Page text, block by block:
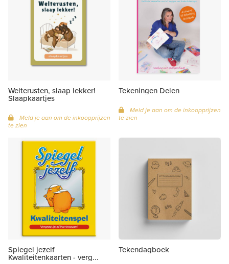
Welterusten, slaap lekker!
Slaapkaartjes
Meld je aan om de inkoopprijzen
te zien
Tekeningen Delen
Meld je aan om de inkoopprijzen
te zien
Spiegel jezelf
Kwaliteitenkaarten - verg...
Tekendagboek